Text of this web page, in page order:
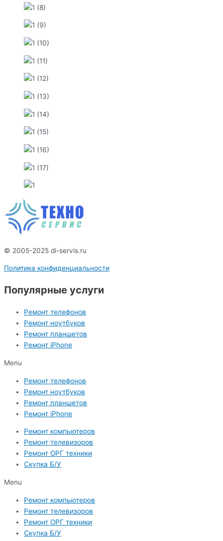
© 2005-2025 di-servis.ru
Политика конфиденциальности
Популярные услуги
Ремонт телефонов
Ремонт ноутбуков
Ремонт планшетов
Ремонт iPhone
Menu
Ремонт телефонов
Ремонт ноутбуков
Ремонт планшетов
Ремонт iPhone
Ремонт компьютеров
Ремонт телевизоров
Ремонт ОРГ техники
Скупка Б/У
Menu
Ремонт компьютеров
Ремонт телевизоров
Ремонт ОРГ техники
Скупка Б/У